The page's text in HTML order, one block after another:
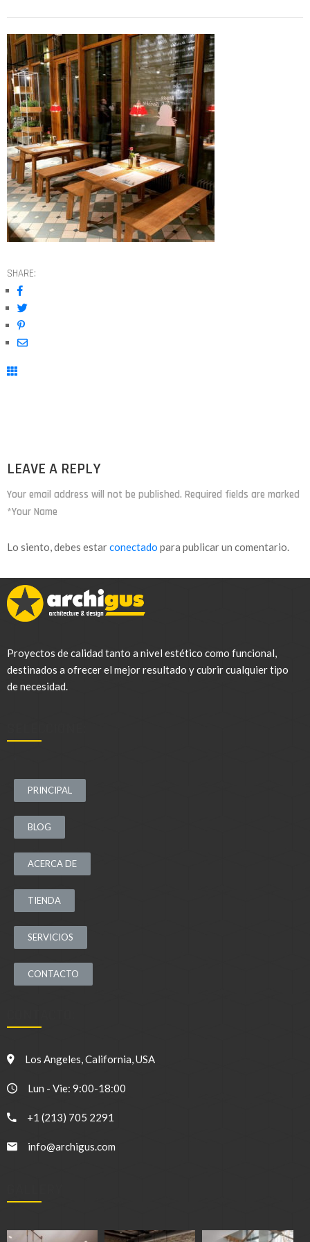
SHARE:
LEAVE A REPLY
Your email address will not be published. Required fields are marked
*Your Name
Lo siento, debes estarconectado para publicar un comentario.
Proyectos de calidad tanto a nivel estético como funcional,
destinados a ofrecer el mejor resultado y cubrir cualquier tipo
de necesidad.
PRINCIPAL
BLOG
ACERCA DE
TIENDA
SERVICIOS
CONTACTO
Los Angeles, California, USA
Lun - Vie: 9:00-18:00
+1 (213) 705 2291
info@archigus.com